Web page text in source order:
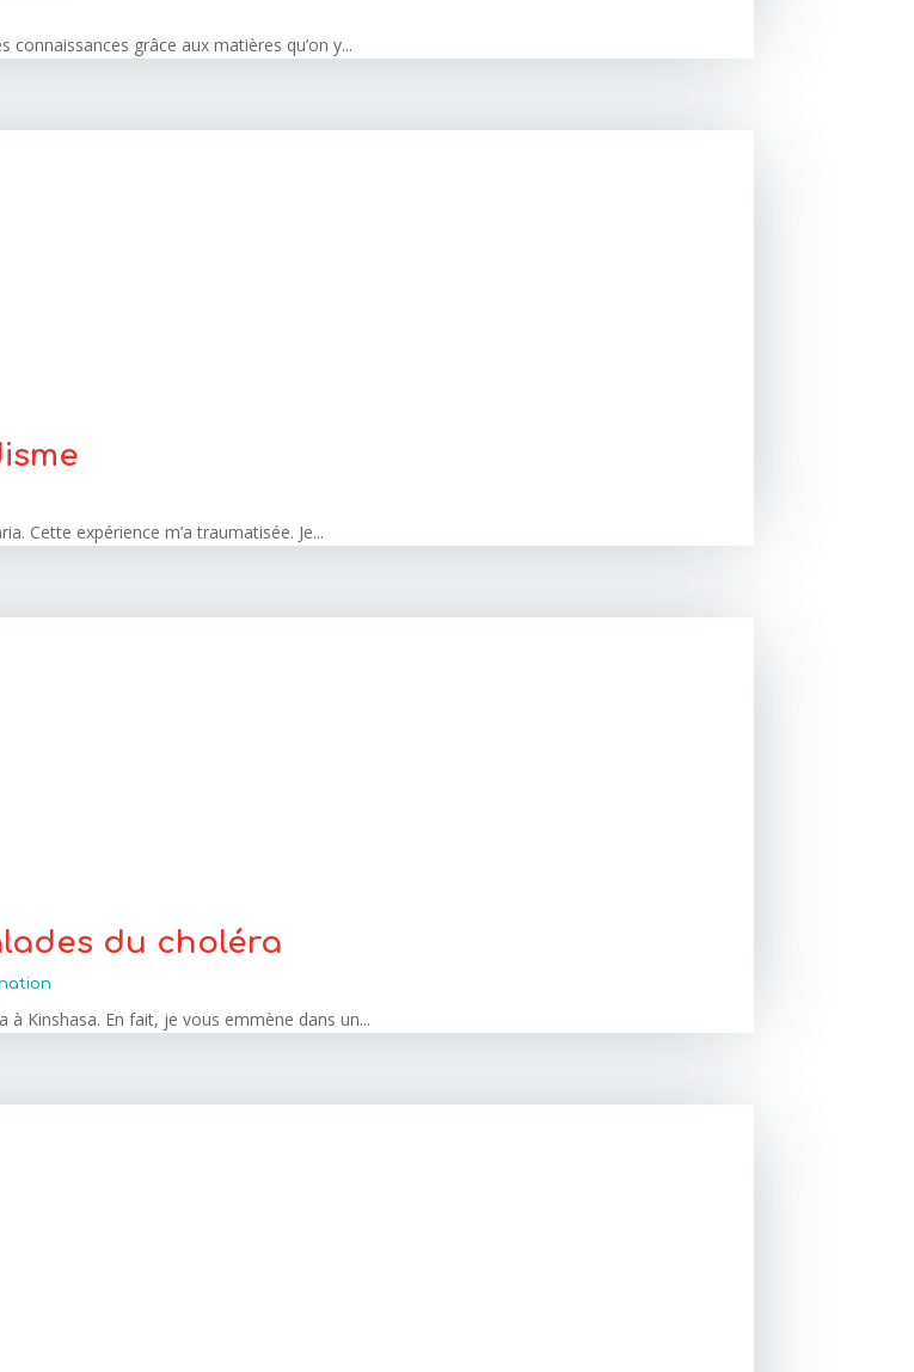
connaissances grâce aux matières qu’on y...
Cette expérience m’a traumatisée. Je...
du choléra
à Kinshasa. En fait, je vous emmène dans un...